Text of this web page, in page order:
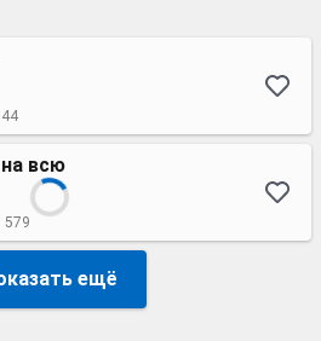
на всю
579
ещё